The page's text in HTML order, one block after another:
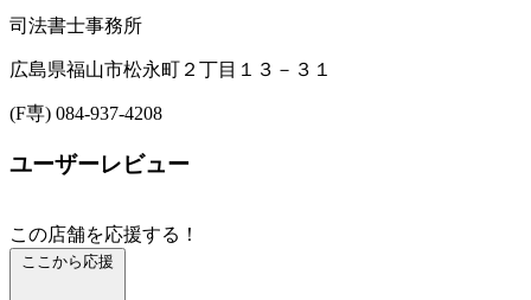
司法書士事務所
広島県福山市松永町２丁目１３－３１
(F専) 084-937-4208
ユーザーレビュー
この店舗を応援する！
ここから応援